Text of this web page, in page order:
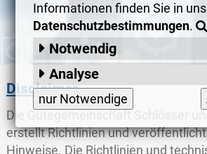
Disclaimer
Die Gütegemeinschaft Schlösser
erstellt Richtlinien und
Hinweise. Die Richtlinien und
Informationen finden Sie in
Datenschutzbestimmungen.
Notwendig
Session-Cookies
Analyse
Matomo:speichert anonymisiert
Informationen wie zum
vielbesuchte Seiten,
Surfverhalten,
nur Notwendige